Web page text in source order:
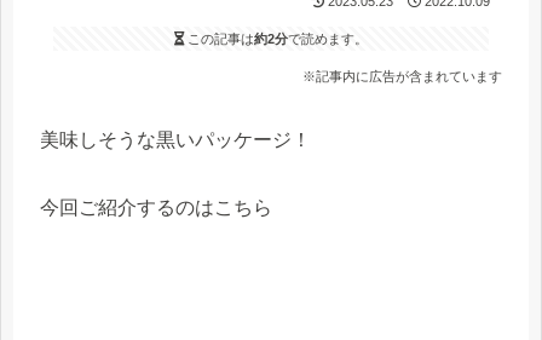
この記事は約2分で読めます。
※記事内に広告が含まれています
美味しそうな黒いパッケージ！
今回ご紹介するのはこちら